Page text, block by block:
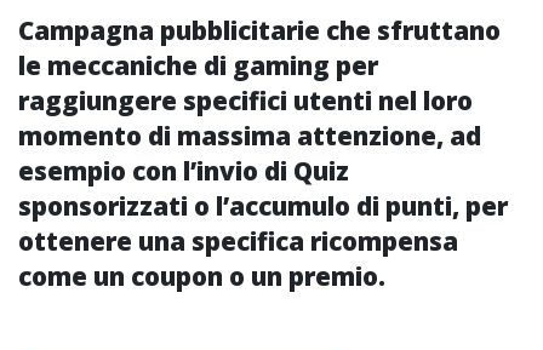
Campagna pubblicitarie che sfruttano
le meccaniche di gaming per
raggiungere specifici utenti nel loro
momento di massima attenzione, ad
esempio con l’invio di Quiz
sponsorizzati o l’accumulo di punti, per
ottenere una specifica ricompensa
come un coupon o un premio.